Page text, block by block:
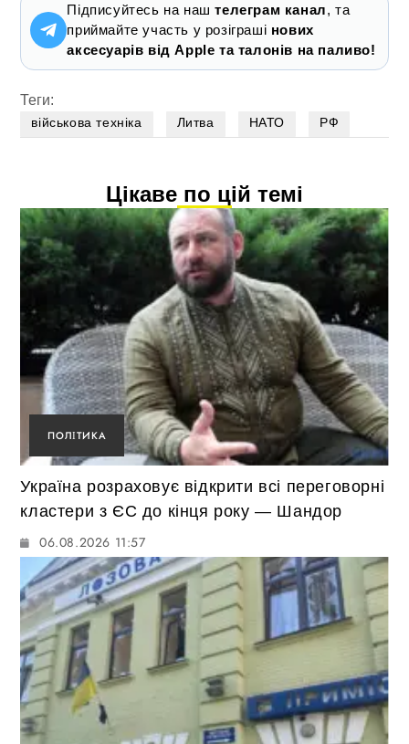
Підписуйтесь на наштелеграм канал, та
приймайте участь у розіграші нових
аксесуарів від Apple та талонів на паливо!
Теги:
військова техніка Литва НАТО РФ
Цікаве по цій темі
ПОЛІТИКА
Україна розраховує відкрити всі переговорні
кластери з ЄС до кінця року — Шандор
06.08.2026 11:57